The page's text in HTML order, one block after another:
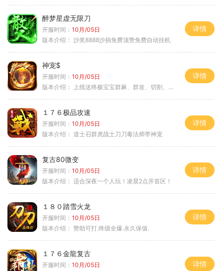
醉梦星虚无限刀
开服时间： 10月/05日
版本介绍： 沙奖8888沙捐免费顶赞免费自动挂机
详情
神宠$
开服时间： 10月/05日
版本介绍：
上线送终极宝宝群麻、群攻、切割、吸血
详情
１７６极品攻速
开服时间： 10月/05日
版本介绍： 道士召群虎战士刀刀毒法师带神宠
详情
复古80微变
开服时间： 10月/05日
版本介绍： 适合深夜一个人玩！凌晨2点开首区！
详情
１８０踏雪火龙
开服时间： 10月/05日
版本介绍： 赞助可打.终级全爆.永久保值.
详情
１７６金龍复古
开服时间： 10月/05日
详情